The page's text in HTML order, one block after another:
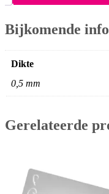
Bijkomende
Dikte
0,5 mm
Gerelateerde